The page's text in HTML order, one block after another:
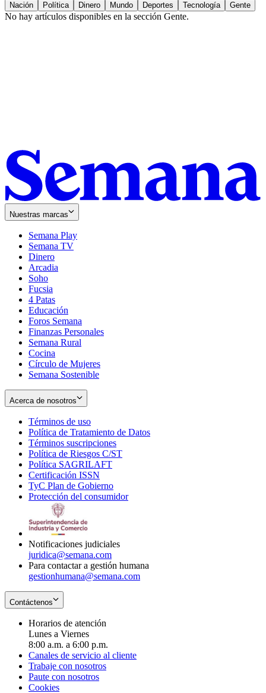
Nación Política Dinero Mundo Deportes Tecnología Gente
No hay artículos disponibles en la sección Gente.
Nuestras marcas
Semana Play
Semana TV
Dinero
Arcadia
Soho
in
new
window
Fucsia
in
new
window
4 Patas
Educación
Foros Semana
Finanzas Personales
Semana Rural
Cocina
Círculo de Mujeres
Semana Sostenible
Acerca de nosotros
Términos de uso
in
new
window
Política de Tratamiento de Datos
Términos suscripciones
in
Política de Riesgos C/ST
Política SAGRILAFT
new
window
Certificación ISSN
in
new
TyC Plan de Gobierno
in
Protección del consumidorOpens
Notificaciones judiciales
juridica@semana.com
Para contactar a gestión humana
gestionhumana@semana.com
Contáctenos
Horarios de atención
Lunes a Viernes
8:00 a.m. a 6:00 p.m.
Canales de servicio al cliente
Trabaje con nosotros
Paute con nosotros
Cookies